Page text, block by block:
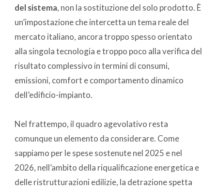
del sistema, non la sostituzione del solo prodotto. È
un’impostazione che intercetta un tema reale del
mercato italiano, ancora troppo spesso orientato
alla singola tecnologia e troppo poco alla verifica del
risultato complessivo in termini di consumi,
emissioni, comfort e comportamento dinamico
dell’edificio-impianto.
Nel frattempo, il quadro agevolativo resta
comunque un elemento da considerare. Come
sappiamo per le spese sostenute nel 2025 e nel
2026, nell’ambito della riqualificazione energetica e
delle ristrutturazioni edilizie, la detrazione spetta